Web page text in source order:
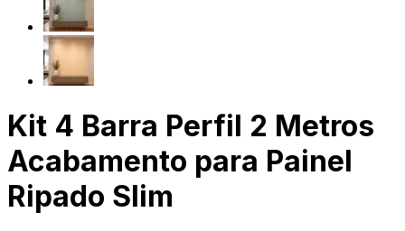
Kit 4 Barra Perfil 2 Metros
Acabamento para Painel
Ripado Slim